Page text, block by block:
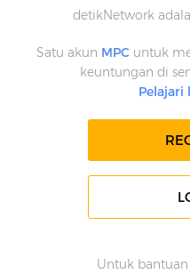
detikNetwork
Satu akun MPC untuk
keuntungan di
Pelajari
Untuk